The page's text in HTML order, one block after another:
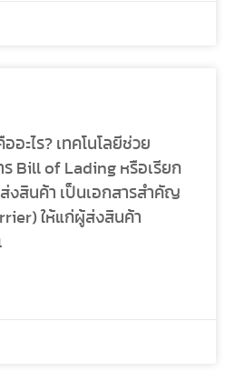
ะไร? เทคโนโลยีช่วย
ร Bill of Lading หรือเรียก
งสินค้า เป็นเอกสารสำคัญ
ให้แก่ผู้ส่งสินค้า